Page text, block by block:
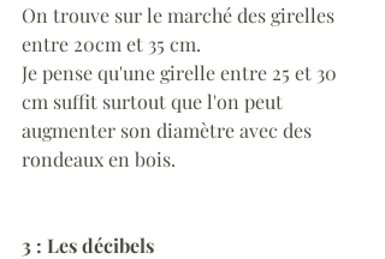
On trouve sur le marché des girelles
entre 20cm et 35 cm.
Je pense qu'une girelle entre 25 et 30
cm suffit surtout que l'on peut
augmenter son diamètre avec des
rondeaux en bois.
3 : Les décibels